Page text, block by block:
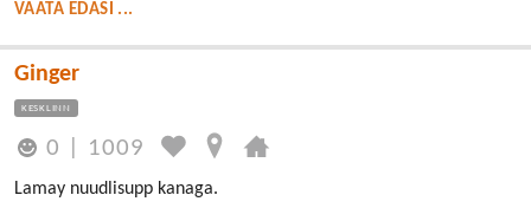
VAATA EDASI ...
Ginger
KESKLINN
0 1009
Lamay nuudlisupp kanaga.